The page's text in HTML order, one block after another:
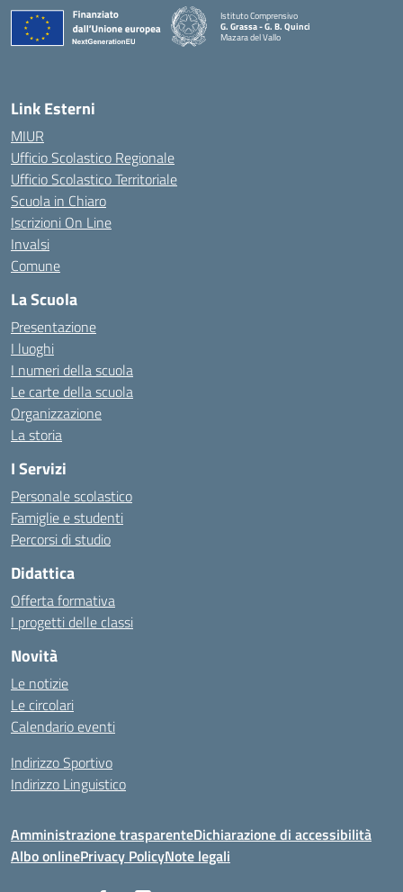
Istituto Comprensivo
G. Grassa - G. B. Quinci
Mazara del Vallo
Link Esterni
MIUR
Ufficio Scolastico Regionale
Ufficio Scolastico Territoriale
Scuola in Chiaro
Iscrizioni On Line
Invalsi
Comune
La Scuola
Presentazione
I luoghi
I numeri della scuola
Le carte della scuola
Organizzazione
La storia
I Servizi
Personale scolastico
Famiglie e studenti
Percorsi di studio
Didattica
Offerta formativa
I progetti delle classi
Novità
Le notizie
Le circolari
Calendario eventi
Indirizzo Sportivo
Indirizzo Linguistico
Amministrazione trasparenteDichiarazione di accessibilità
Albo onlinePrivacy PolicyNote legali